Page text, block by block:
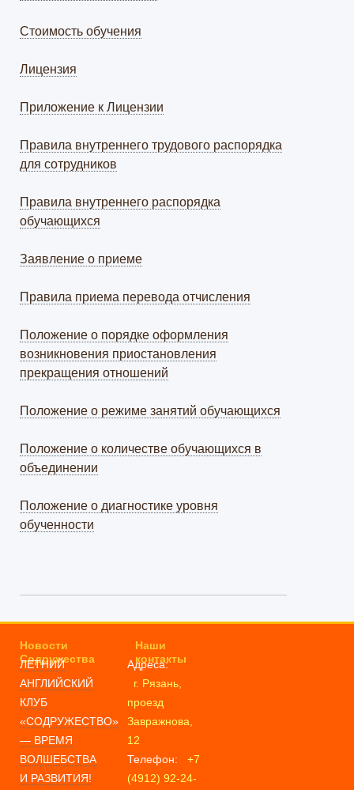
Стоимость обучения
Лицензия
Приложение к Лицензии
Правила внутреннего трудового распорядка
для сотрудников
Правила внутреннего распорядка
обучающихся
Заявление о приеме
Правила приема перевода отчисления
Положение о порядке оформления
возникновения приостановления
прекращения отношений
Положение о режиме занятий обучающихся
Положение о количестве обучающихся в
объединении
Положение о диагностике уровня
обученности
Новости
Содружества
ЛЕТНИЙ
АНГЛИЙСКИЙ
КЛУБ
«СОДРУЖЕСТВО»
— ВРЕМЯ
ВОЛШЕБСТВА
И РАЗВИТИЯ!
Наши
контакты
Адреса:
г. Рязань,
проезд
Завражнова,
12
Телефон:
+7
(4912) 92-24-